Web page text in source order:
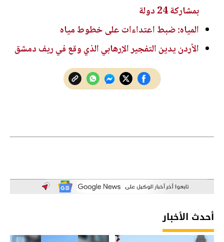
بمشاركة 24 دولة
المياه: ضبط اعتداءات على خطوط مياه
الأردن يدين التفجير الإرهابي الذي وقع في ريف دمشق
أحدث الأخبار